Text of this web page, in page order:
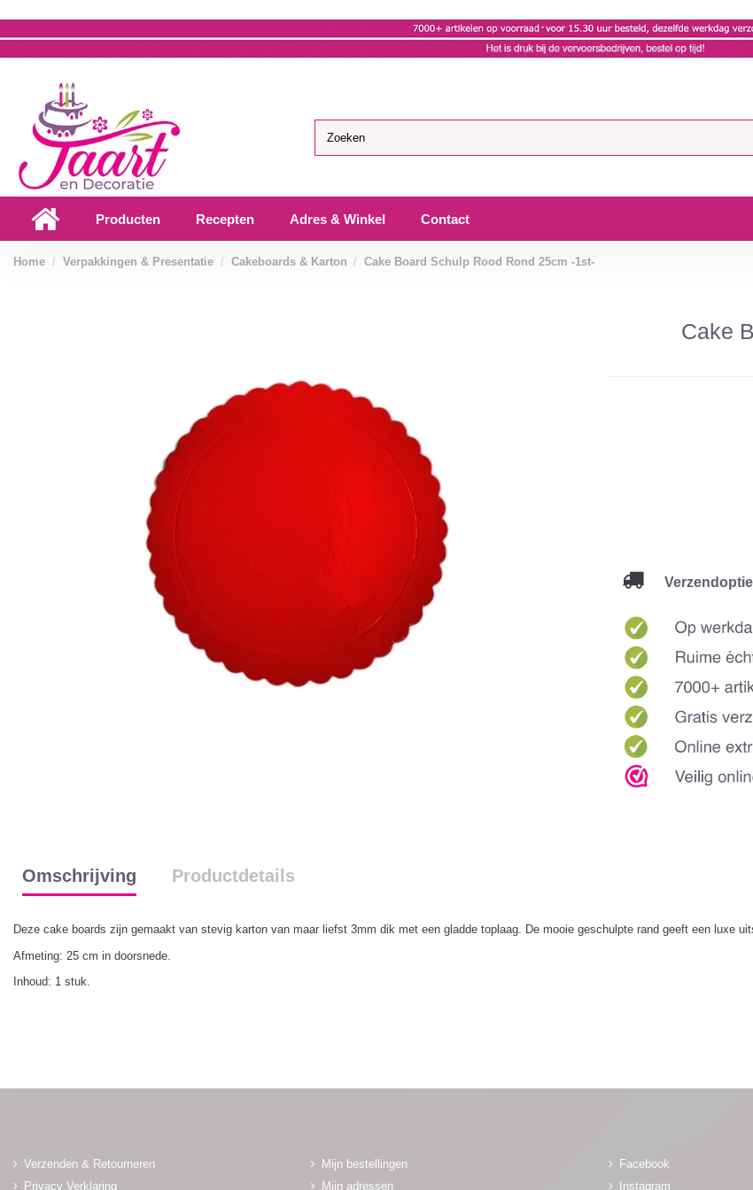
Producten Recepten Adres & Winkel Contact
Home Verpakkingen & Presentatie Cakeboards & Karton Cake Board Schulp Rood Rond 25cm -1st-
Cake
Omschrijving Productdetails
Deze cake boards zijn gemaakt van stevig karton van maar liefst 3mm dik met een gladde toplaag. De mooie geschulpte rand geeft een luxe
Afmeting: 25 cm in doorsnede.
Inhoud: 1 stuk.
Verzenden & Retourneren
Privacy Verklaring
Mijn bestellingen
Mijn adressen
Facebook
Instagram